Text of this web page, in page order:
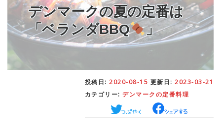
STUDY– 留学関連情報
WORK– デンマークの働き方
– 日本人の考察
デンマークの夏の定番は
「ベランダBBQ
」
投稿日: 2020-08-15 更新日: 2023-03-21
カテゴリー: デンマークの定番料理